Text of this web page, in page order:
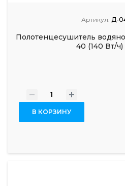
Артикул: Д-
Полотенцесушитель
40 (140 Вт/
- +
В КОРЗИНУ